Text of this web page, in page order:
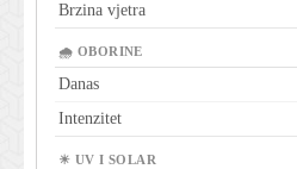
Brzina vjetra
🌧 OBORINE
Danas
Intenzitet
☀ UV I SOLAR